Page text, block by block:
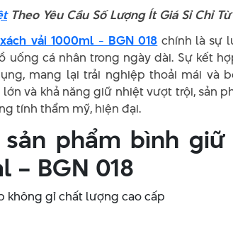
Theo Yêu Cầu Số Lượng Ít Giá Sỉ Chỉ
vải 1000ml - BGN 018 chính là sự
uống cá nhân trong ngày dài. Sự kết
mang lại trải nghiệp thoải mái và
và khả năng giữ nhiệt vượt trội, sản
tính thẩm mỹ, hiện đại.
phẩm bình
– BGN 018
không gỉ chất lượng cao cấp